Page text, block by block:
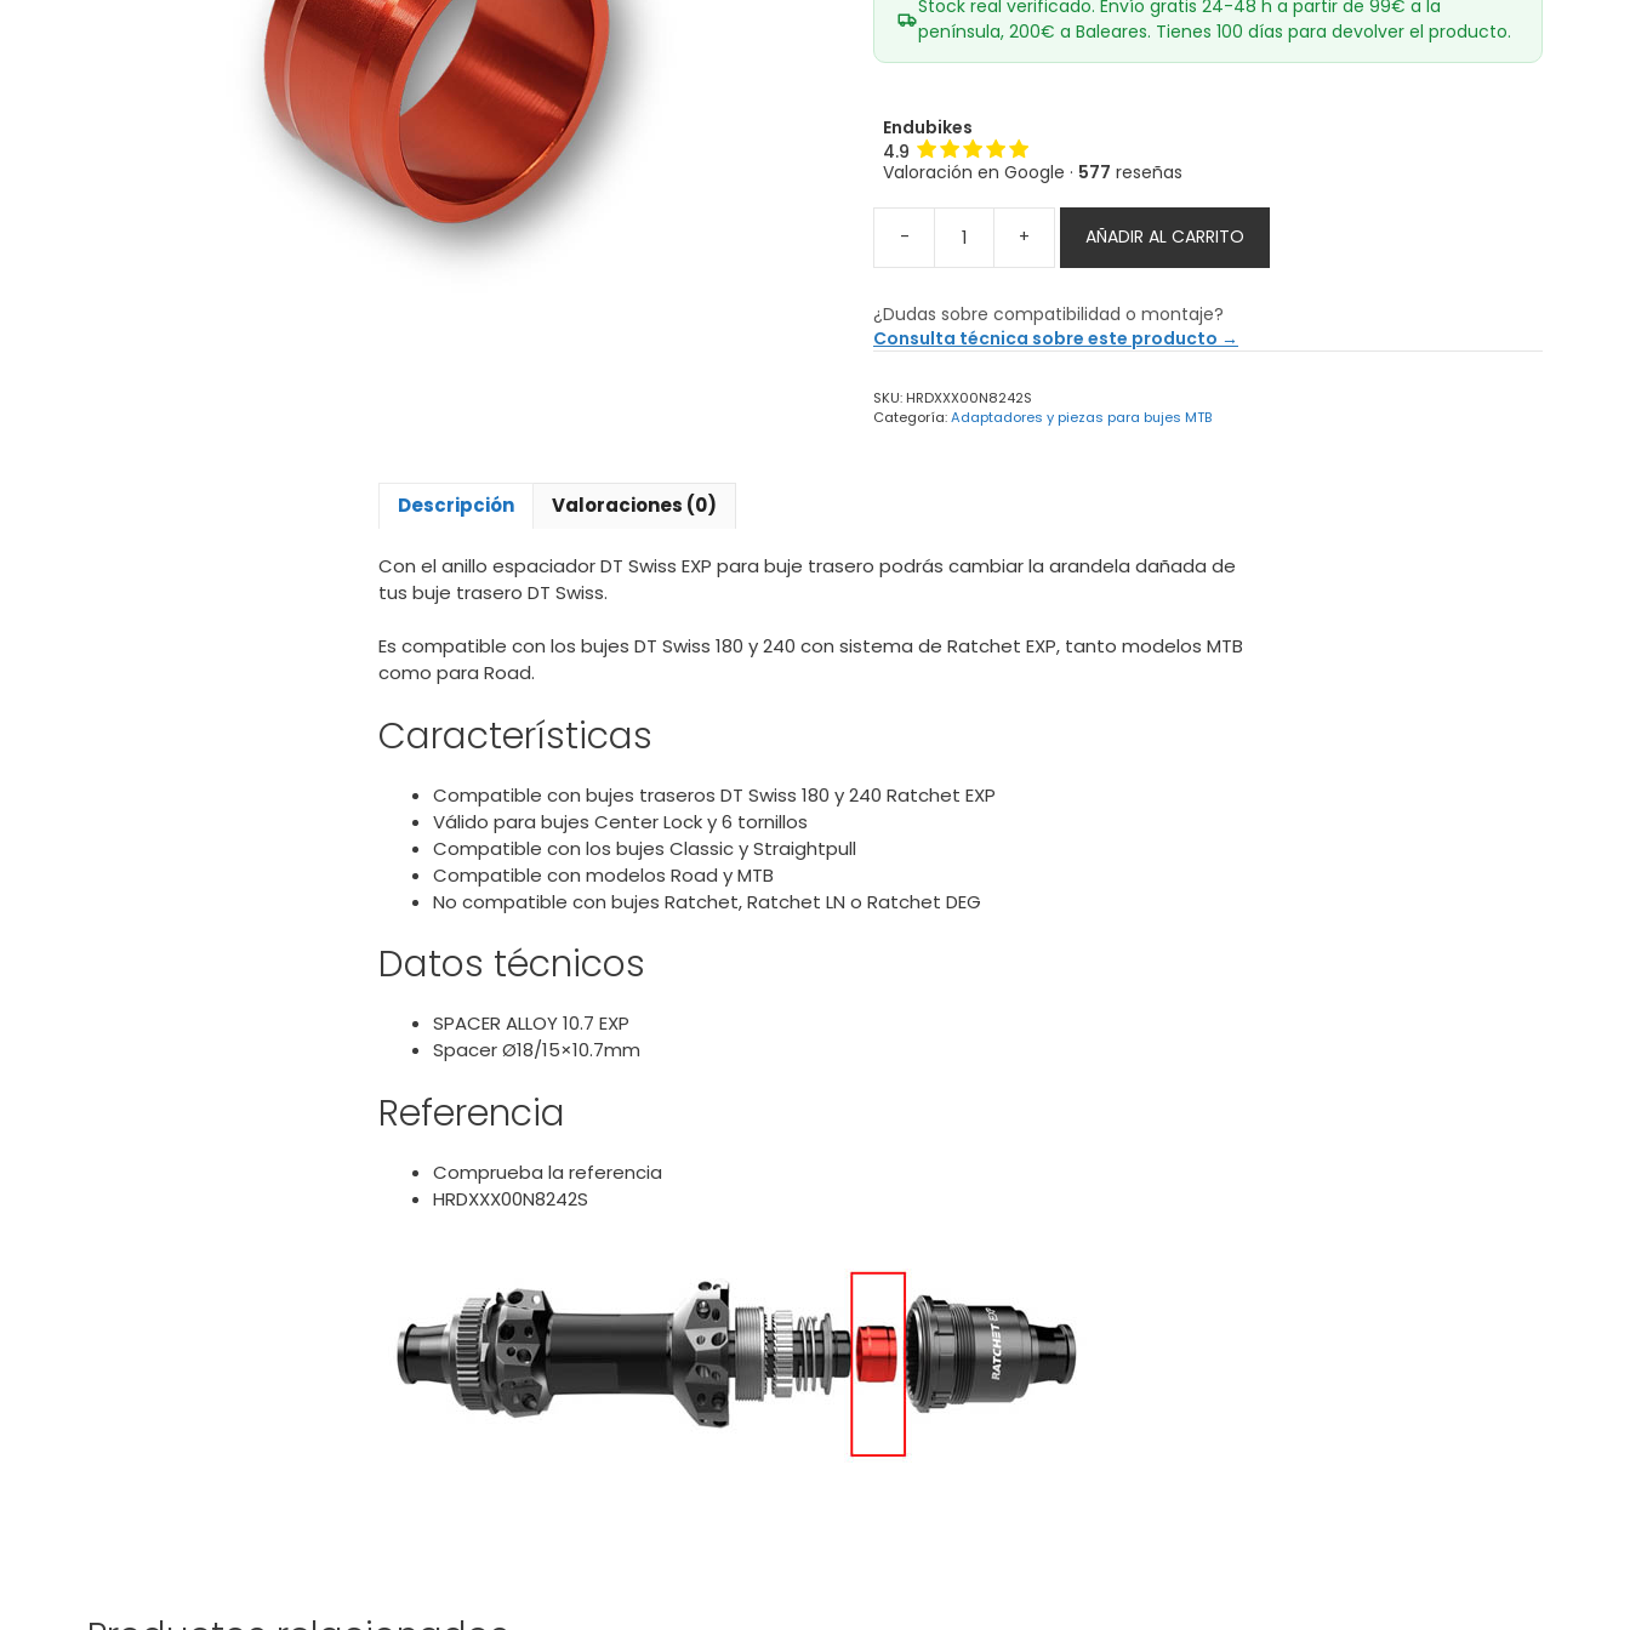
Stock real verificado. Envío gratis 24-48 h a partir de 99€ a la
península, 200€ a Baleares. Tienes 100 días para devolver el producto.
Endubikes
4.9
Valoración en Google · 577 reseñas
-
Espaciador
Swiss
EXP
+ AÑADIR AL CARRITO
¿Dudas sobre compatibilidad o montaje?
Consulta técnica sobre este producto →
SKU: HRDXXX00N8242S
Categoría:Adaptadores y piezas para bujes MTB
Descripción Valoraciones (0)
Con el anillo espaciador DT Swiss EXP para buje trasero podrás cambiar la arandela dañada de
tus buje trasero DT Swiss.
Es compatible con los bujes DT Swiss 180 y 240 con sistema de Ratchet EXP, tanto modelos MTB
como para Road.
Características
Compatible con bujes traseros DT Swiss 180 y 240 Ratchet EXP
Válido para bujes Center Lock y 6 tornillos
Compatible con los bujes Classic y Straightpull
Compatible con modelos Road y MTB
No compatible con bujes Ratchet, Ratchet LN o Ratchet DEG
Datos técnicos
SPACER ALLOY 10.7 EXP
Spacer Ø18/15×10.7mm
Referencia
Comprueba la referencia
HRDXXX00N8242S